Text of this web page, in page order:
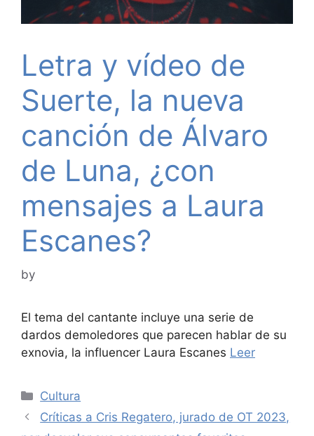
Letra y vídeo de
Suerte, la nueva
canción de Álvaro
de Luna, ¿con
mensajes a Laura
Escanes?
by
El tema del cantante incluye una serie de
dardos demoledores que parecen hablar de su
exnovia, la influencer Laura Escanes Leer
Categories
Cultura
Críticas a Cris Regatero, jurado de OT 2023,